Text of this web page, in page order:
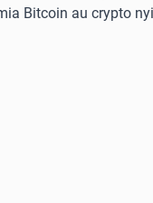
Bitcoin au crypto